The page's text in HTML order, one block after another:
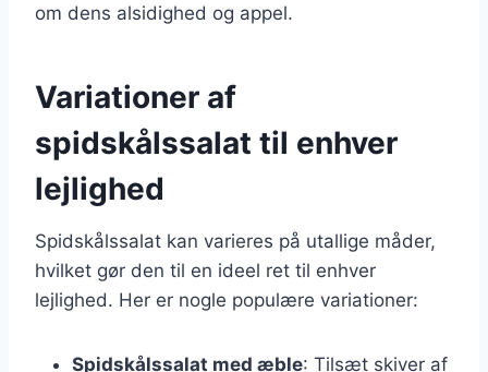
om dens alsidighed og appel.
Variationer af
spidskålssalat til enhver
lejlighed
Spidskålssalat kan varieres på utallige måder,
hvilket gør den til en ideel ret til enhver
lejlighed. Her er nogle populære variationer:
Spidskålssalat med æble: Tilsæt skiver af